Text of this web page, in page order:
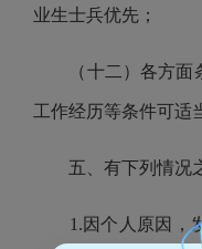
业生士兵优先；
（十二 ）各方面
工作经历等条件可适
五、有下列情况
1.因个人原因，